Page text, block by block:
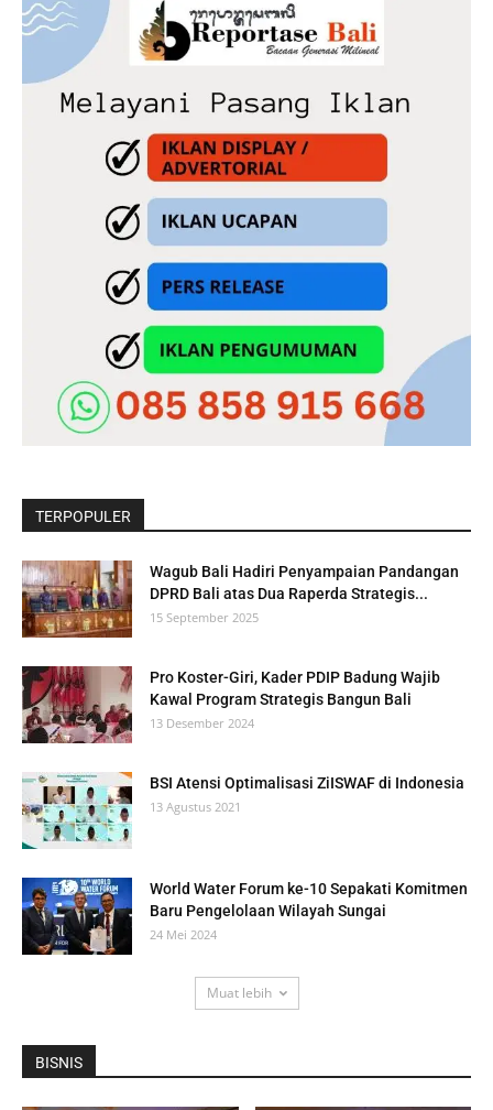
TERPOPULER
Wagub Bali Hadiri Penyampaian Pandangan
DPRD Bali atas Dua Raperda Strategis...
15 September 2025
Pro Koster-Giri, Kader PDIP Badung Wajib
Kawal Program Strategis Bangun Bali
13 Desember 2024
BSI Atensi Optimalisasi ZiISWAF di Indonesia
13 Agustus 2021
World Water Forum ke-10 Sepakati Komitmen
Baru Pengelolaan Wilayah Sungai
24 Mei 2024
Muat lebih
BISNIS